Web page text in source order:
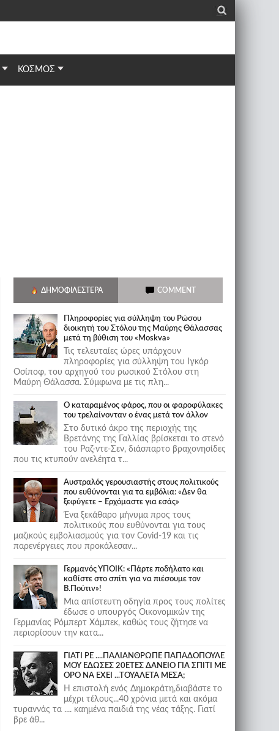
_
ΚΟΣΜΟΣ
ΔΗΜΟΦΙΛΈΣΤΕΡΑ COMMENT
Πληροφορίες για σύλληψη του Ρώσου
διοικητή του Στόλου της Mαύρης Θάλασσας
μετά τη βύθιση του «Moskva»
Τις τελευταίες ώρες υπάρχουν
πληροφορίες για σύλληψη του Ιγκόρ
Οσίποφ, του αρχηγού του ρωσικού Στόλου στη
Μαύρη Θάλασσα. Σύμφωνα με τις πλη...
Ο καταραμένος φάρος, που οι φαροφύλακες
του τρελαίνονταν ο ένας μετά τον άλλον
Στο δυτικό άκρο της περιοχής της
Βρετάνης της Γαλλίας βρίσκεται το στενό
του Ραζ-ντε-Σεν, διάσπαρτο βραχονησίδες
που τις κτυπούν ανελέητα τ...
Αυστραλός γερουσιαστής στους πολιτικούς
που ευθύνονται για τα εμβόλια: «Δεν θα
ξεφύγετε – Ερχόμαστε για εσάς»
Ένα ξεκάθαρο μήνυμα προς τους
πολιτικούς που ευθύνονται για τους
μαζικούς εμβολιασμούς για τον Covid-19 και τις
παρενέργειες που προκάλεσαν...
Γερμανός ΥΠΟΙΚ: «Πάρτε ποδήλατο και
καθίστε στο σπίτι για να πιέσουμε τον
Β.Πούτιν»!
Μια απίστευτη οδηγία προς τους πολίτες
έδωσε ο υπουργός Οικονομικών της
Γερμανίας Ρόμπερτ Χάμπεκ, καθώς τους ζήτησε να
περιορίσουν την κατα...
ΓΙΑΤΙ ΡΕ ....ΠΑΛΙΑΝΘΡΩΠΕ ΠΑΠΑΔΟΠΟΥΛΕ
ΜΟΥ ΕΔΩΣΕΣ 20ΕΤΕΣ ΔΑΝΕΙΟ ΓΙΑ ΣΠΙΤΙ ΜΕ
ΟΡΟ ΝΑ ΕΧΕΙ ...ΤΟΥΑΛΕΤΑ ΜΕΣΑ;
Η επιστολή ενός Δημοκράτη,διαβάστε το
μέχρι τέλους...40 χρόνια μετά και ακόμα
τυραννάς τα .... καημένα παιδιά της νέας τάξης. Γιατί
βρε άθ...